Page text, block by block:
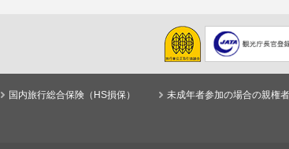
国内旅行総合保険（HS損保） 未成年者参加の場合の親権